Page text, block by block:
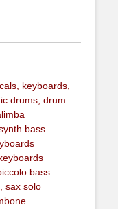
keyboards,
drums, drum
bass
bass
sax solo